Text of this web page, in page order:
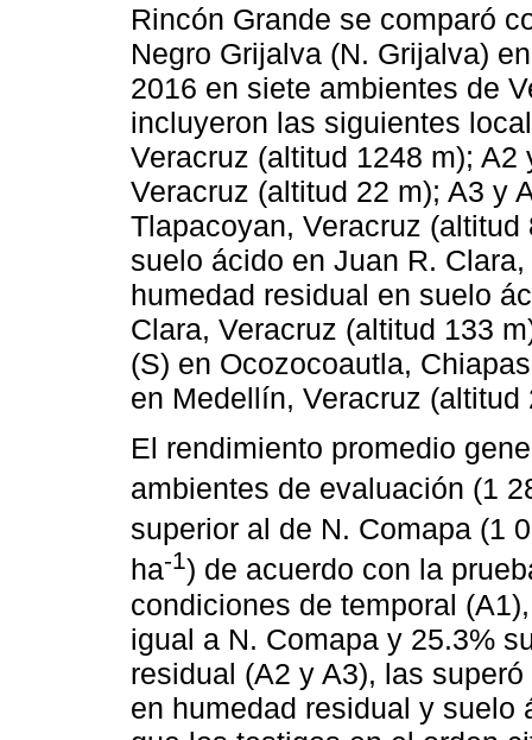
Rincón Grande se comparó
Negro Grijalva (N. Grijalva)
2016 en siete ambientes de
incluyeron las siguientes
Veracruz (altitud 1248 m);
Veracruz (altitud 22 m); A3 y
Tlapacoyan, Veracruz
suelo ácido en Juan R.
humedad residual en suelo
Clara, Veracruz (altitud 133
(S) en Ocozocoautla,
en Medellín, Veracruz (altitud
El rendimiento promedio
ambientes de evaluación (1
superior al de N. Comapa (1
ha-1) de acuerdo con la
condiciones de temporal
igual a N. Comapa y 25.3%
residual (A2 y A3), las
en humedad residual y suelo